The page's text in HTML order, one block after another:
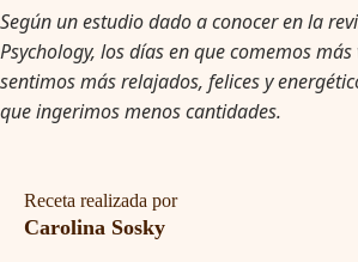
Según un estudio dado a conocer en la
Psychology, los días en que comemos
sentimos más relajados, felices y
que ingerimos menos cantidades.
Receta realizada por
Carolina Sosky